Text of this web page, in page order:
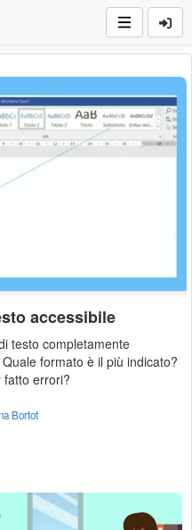
accessibile
testo completamente
formato è il più indicato?
fatto errori?
Bortot